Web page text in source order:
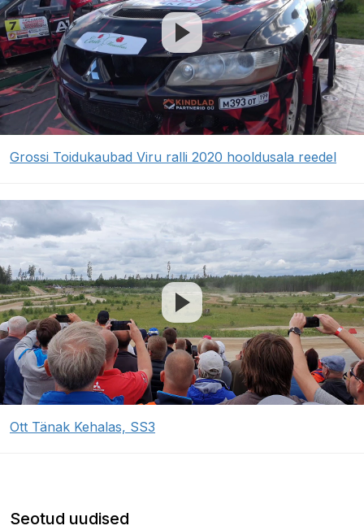
Grossi Toidukaubad Viru ralli 2020 hooldusala reedel
Ott Tänak Kehalas, SS3
Seotud uudised